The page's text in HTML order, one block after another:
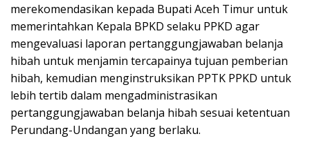
merekomendasikan kepada Bupati Aceh Timur untuk
memerintahkan Kepala BPKD selaku PPKD agar
mengevaluasi laporan pertanggungjawaban belanja
hibah untuk menjamin tercapainya tujuan pemberian
hibah, kemudian menginstruksikan PPTK PPKD untuk
lebih tertib dalam mengadministrasikan
pertanggungjawaban belanja hibah sesuai ketentuan
Perundang-Undangan yang berlaku.